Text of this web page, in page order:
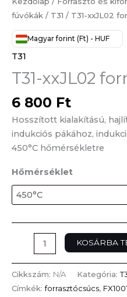
fúvókák / T31 / T31-xxJL02
Magyar forint (Ft) - HUF
T31
T31-xxJL02
6 800 Ft
Hosszított kialakítású,
indukciós pákához,
450°C hőmérsékletre
Hőmérséklet
KOSÁRBA
Cikkszám: N/A Kategória:
Címkék:forrasztócsúcs, FX1001